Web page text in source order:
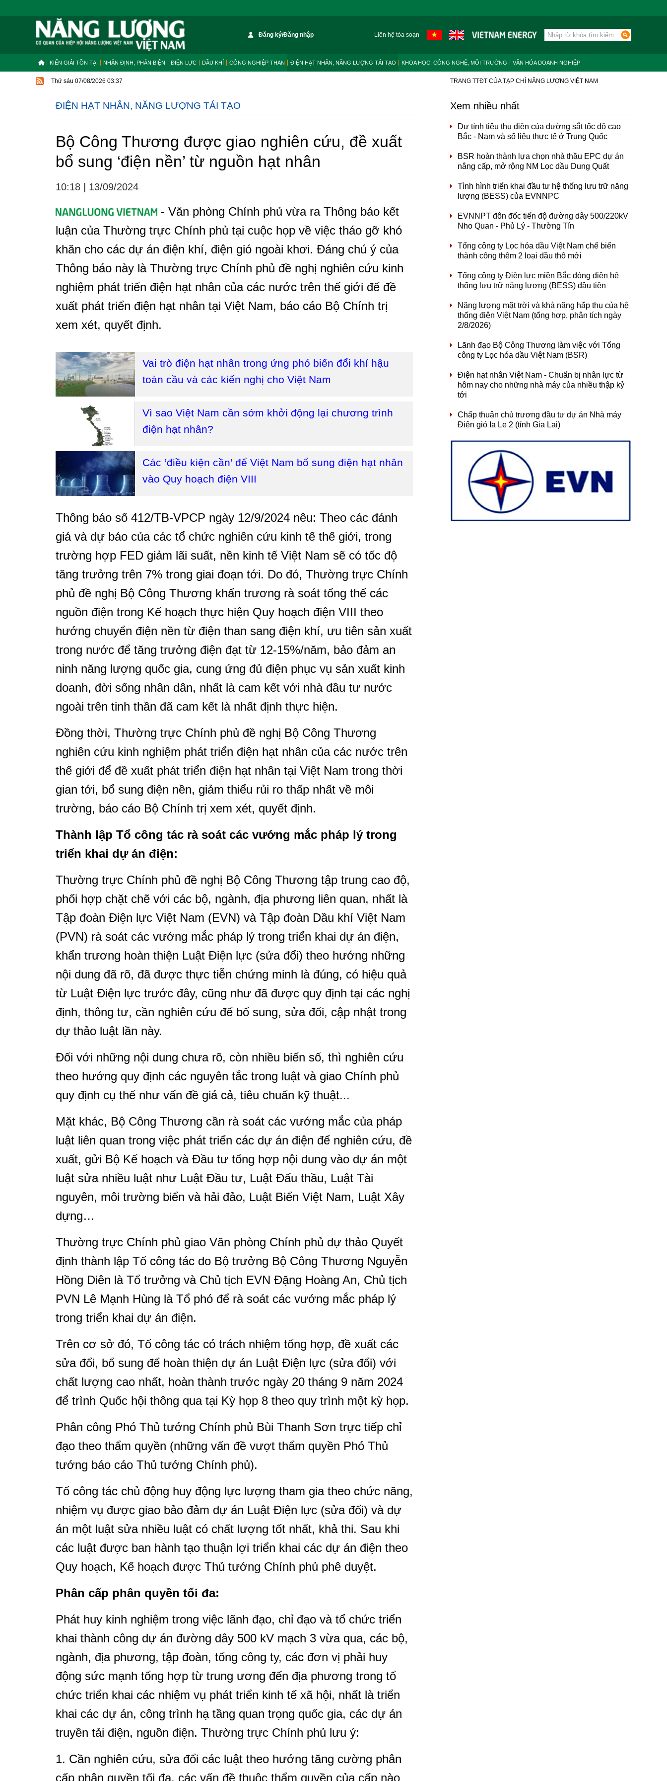
Đăng ký/Đăng nhập Liên hệ tòa soạn
KIẾN GIẢI TỒN TẠI NHẬN ĐỊNH, PHẢN BIỆN ĐIỆN LỰC DẦU KHÍ CÔNG NGHIỆP THAN ĐIỆN HẠT NHÂN, NĂNG LƯỢNG TÁI TẠO KHOA HỌC, CÔNG NGHỆ, MÔI TRƯỜNG VĂN HÓA DOANH NGHIỆP
Thứ sáu 07/08/2026 03:37 TRANG TTĐT CỦA TẠP CHÍ NĂNG LƯỢNG VIỆT NAM
ĐIỆN HẠT NHÂN, NĂNG LƯỢNG TÁI TẠO
Bộ Công Thương được giao nghiên cứu, đề xuất
bổ sung ‘điện nền’ từ nguồn hạt nhân
10:18 13/09/2024
- Văn phòng Chính phủ vừa ra Thông báo kết
luận của Thường trực Chính phủ tại cuộc họp về việc tháo gỡ khó
khăn cho các dự án điện khí, điện gió ngoài khơi. Đáng chú ý của
Thông báo này là Thường trực Chính phủ đề nghị nghiên cứu kinh
nghiệm phát triển điện hạt nhân của các nước trên thế giới để đề
xuất phát triển điện hạt nhân tại Việt Nam, báo cáo Bộ Chính trị
xem xét, quyết định.
Vai trò điện hạt nhân trong ứng phó biến đổi khí hậu
toàn cầu và các kiến nghị cho Việt Nam
Vì sao Việt Nam cần sớm khởi động lại chương trình
điện hạt nhân?
Các ‘điều kiện cần’ để Việt Nam bổ sung điện hạt nhân
vào Quy hoạch điện VIII
Thông báo số 412/TB-VPCP ngày 12/9/2024 nêu: Theo các đánh
giá và dự báo của các tổ chức nghiên cứu kinh tế thế giới, trong
trường hợp FED giảm lãi suất, nền kinh tế Việt Nam sẽ có tốc độ
tăng trưởng trên 7% trong giai đoạn tới. Do đó, Thường trực Chính
phủ đề nghị Bộ Công Thương khẩn trương rà soát tổng thể các
nguồn điện trong Kế hoạch thực hiện Quy hoạch điện VIII theo
hướng chuyển điện nền từ điện than sang điện khí, ưu tiên sản xuất
trong nước để tăng trưởng điện đạt từ 12-15%/năm, bảo đảm an
ninh năng lượng quốc gia, cung ứng đủ điện phục vụ sản xuất kinh
doanh, đời sống nhân dân, nhất là cam kết với nhà đầu tư nước
ngoài trên tinh thần đã cam kết là nhất định thực hiện.
Đồng thời, Thường trực Chính phủ đề nghị Bộ Công Thương
nghiên cứu kinh nghiệm phát triển điện hạt nhân của các nước trên
thế giới để đề xuất phát triển điện hạt nhân tại Việt Nam trong thời
gian tới, bổ sung điện nền, giảm thiểu rủi ro thấp nhất về môi
trường, báo cáo Bộ Chính trị xem xét, quyết định.
Thành lập Tổ công tác rà soát các vướng mắc pháp lý trong
triển khai dự án điện:
Thường trực Chính phủ đề nghị Bộ Công Thương tập trung cao độ,
phối hợp chặt chẽ với các bộ, ngành, địa phương liên quan, nhất là
Tập đoàn Điện lực Việt Nam (EVN) và Tập đoàn Dầu khí Việt Nam
(PVN) rà soát các vướng mắc pháp lý trong triển khai dự án điện,
khẩn trương hoàn thiện Luật Điện lực (sửa đổi) theo hướng những
nội dung đã rõ, đã được thực tiễn chứng minh là đúng, có hiệu quả
từ Luật Điện lực trước đây, cũng như đã được quy định tại các nghị
định, thông tư, cần nghiên cứu để bổ sung, sửa đổi, cập nhật trong
dự thảo luật lần này.
Đối với những nội dung chưa rõ, còn nhiều biến số, thì nghiên cứu
theo hướng quy định các nguyên tắc trong luật và giao Chính phủ
quy định cụ thể như vấn đề giá cả, tiêu chuẩn kỹ thuật...
Mặt khác, Bộ Công Thương cần rà soát các vướng mắc của pháp
luật liên quan trong việc phát triển các dự án điện để nghiên cứu, đề
xuất, gửi Bộ Kế hoạch và Đầu tư tổng hợp nội dung vào dự án một
luật sửa nhiều luật như Luật Đầu tư, Luật Đấu thầu, Luật Tài
nguyên, môi trường biển và hải đảo, Luật Biển Việt Nam, Luật Xây
dựng…
Thường trực Chính phủ giao Văn phòng Chính phủ dự thảo Quyết
định thành lập Tổ công tác do Bộ trưởng Bộ Công Thương Nguyễn
Hồng Diên là Tổ trưởng và Chủ tịch EVN Đặng Hoàng An, Chủ tịch
PVN Lê Mạnh Hùng là Tổ phó để rà soát các vướng mắc pháp lý
trong triển khai dự án điện.
Trên cơ sở đó, Tổ công tác có trách nhiệm tổng hợp, đề xuất các
sửa đổi, bổ sung để hoàn thiện dự án Luật Điện lực (sửa đổi) với
chất lượng cao nhất, hoàn thành trước ngày 20 tháng 9 năm 2024
để trình Quốc hội thông qua tại Kỳ họp 8 theo quy trình một kỳ họp.
Phân công Phó Thủ tướng Chính phủ Bùi Thanh Sơn trực tiếp chỉ
đạo theo thẩm quyền (những vấn đề vượt thẩm quyền Phó Thủ
tướng báo cáo Thủ tướng Chính phủ).
Tổ công tác chủ động huy động lực lượng tham gia theo chức năng,
nhiệm vụ được giao bảo đảm dự án Luật Điện lực (sửa đổi) và dự
án một luật sửa nhiều luật có chất lượng tốt nhất, khả thi. Sau khi
các luật được ban hành tạo thuận lợi triển khai các dự án điện theo
Quy hoạch, Kế hoạch được Thủ tướng Chính phủ phê duyệt.
Phân cấp phân quyền tối đa:
Phát huy kinh nghiệm trong việc lãnh đạo, chỉ đạo và tổ chức triển
khai thành công dự án đường dây 500 kV mạch 3 vừa qua, các bộ,
ngành, địa phương, tập đoàn, tổng công ty, các đơn vị phải huy
động sức mạnh tổng hợp từ trung ương đến địa phương trong tổ
chức triển khai các nhiệm vụ phát triển kinh tế xã hội, nhất là triển
khai các dự án, công trình hạ tầng quan trọng quốc gia, các dự án
truyền tải điện, nguồn điện. Thường trực Chính phủ lưu ý:
1. Cần nghiên cứu, sửa đổi các luật theo hướng tăng cường phân
cấp phân quyền tối đa, các vấn đề thuộc thẩm quyền của cấp nào
Xem nhiều nhất
Dự tính tiêu thụ điện của đường sắt tốc độ cao
Bắc - Nam và số liệu thực tế ở Trung Quốc
BSR hoàn thành lựa chọn nhà thầu EPC dự án
nâng cấp, mở rộng NM Lọc dầu Dung Quất
Tình hình triển khai đầu tư hệ thống lưu trữ năng
lượng (BESS) của EVNNPC
EVNNPT đôn đốc tiến độ đường dây 500/220kV
Nho Quan - Phủ Lý - Thường Tín
Tổng công ty Lọc hóa dầu Việt Nam chế biến
thành công thêm 2 loại dầu thô mới
Tổng công ty Điện lực miền Bắc đóng điện hệ
thống lưu trữ năng lượng (BESS) đầu tiên
Năng lượng mặt trời và khả năng hấp thụ của hệ
thống điện Việt Nam (tổng hợp, phân tích ngày
2/8/2026)
Lãnh đạo Bộ Công Thương làm việc với Tổng
công ty Lọc hóa dầu Việt Nam (BSR)
Điện hạt nhân Việt Nam - Chuẩn bị nhân lực từ
hôm nay cho những nhà máy của nhiều thập kỷ
tới
Chấp thuận chủ trương đầu tư dự án Nhà máy
Điện gió Ia Le 2 (tỉnh Gia Lai)